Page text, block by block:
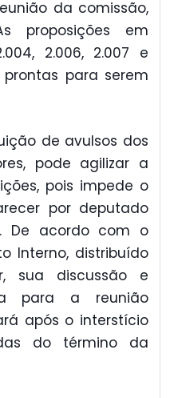
da comissão,
proposições em
2.006, 2.007 e
para serem
de avulsos dos
pode agilizar a
pois impede o
por deputado
De acordo com o
Interno, distribuído
sua discussão e
para a reunião
após o interstício
do término da